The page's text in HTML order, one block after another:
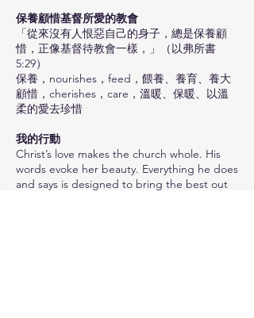
保養顧惜基督所愛的教會
「從來沒有人恨惡自己的身子，總是保養顧
惜，正像基督待教會一樣，」（以弗所書
5:29）
保養，nourishes，feed，餵養、養育、養大
顧惜，cherishes，care，溫暖、保暖、以溫
柔的愛去珍惜
我的行動
Christ’s love makes the church whole. His
words evoke her beauty. Everything he does
and says is designed to bring the best out